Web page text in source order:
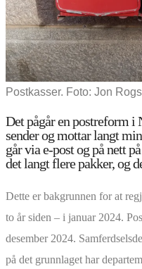
Postkasser. Foto: Jon
Det pågår en postreform i
sender og mottar langt
går via e-post og på nett
det langt flere pakker, og
Dette er bakgrunnen for at
to år siden – i januar 2024.
desember 2024.
på det grunnlaget har